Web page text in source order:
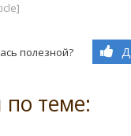
полезной?
теме: